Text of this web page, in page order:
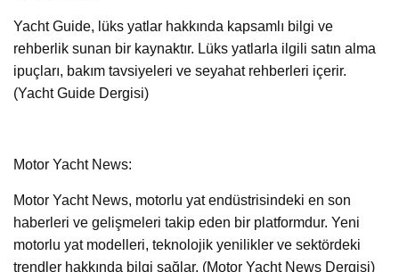
Yacht Guide, lüks yatlar hakkında kapsamlı bilgi ve
rehberlik sunan bir kaynaktır. Lüks yatlarla ilgili satın alma
ipuçları, bakım tavsiyeleri ve seyahat rehberleri içerir.
(Yacht Guide Dergisi)
Motor Yacht News:
Motor Yacht News, motorlu yat endüstrisindeki en son
haberleri ve gelişmeleri takip eden bir platformdur. Yeni
motorlu yat modelleri, teknolojik yenilikler ve sektördeki
trendler hakkında bilgi sağlar. (Motor Yacht News Dergisi)